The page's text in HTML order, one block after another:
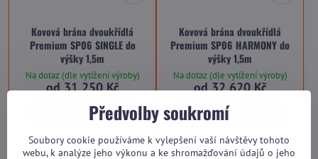
Kovová brána dvoukřídlá
Premium SP06 SINGLE do
výšky 1,5m
Na dotaz (dle vytížení výroby)
od 31 250 Kč
Zobrazit
Kovová brána dvoukřídlá
Premium SP06 HARMONY do
výšky 1,5m
Na dotaz (dle vytížení výroby)
od 32 620 Kč
Zobrazit
Předvolby soukromí
Soubory cookie používáme k vylepšení vaší návštěvy tohoto
webu, k analýze jeho výkonu a ke shromažďování údajů o jeho